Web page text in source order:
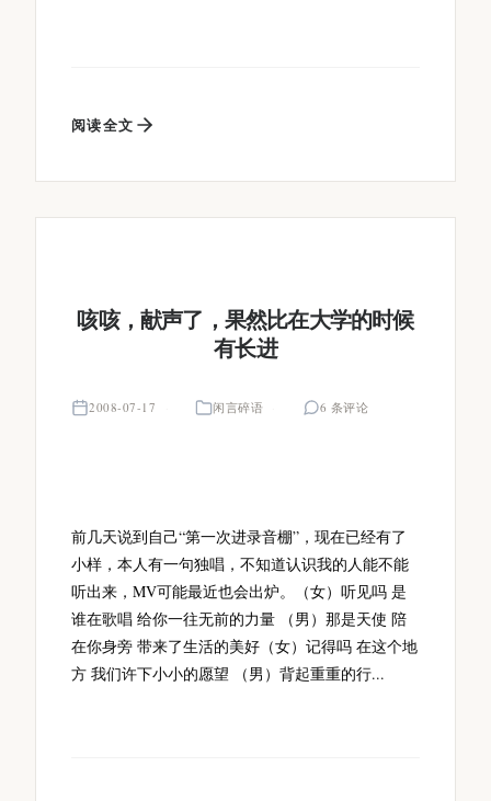
阅读全文
咳咳，献声了，果然比在大学的时候
有长进
2008-07-17 闲言碎语 6 条评论
前几天说到自己“第一次进录音棚”，现在已经有了
小样，本人有一句独唱，不知道认识我的人能不能
听出来，MV可能最近也会出炉。（女）听见吗 是
谁在歌唱 给你一往无前的力量 （男）那是天使 陪
在你身旁 带来了生活的美好（女）记得吗 在这个地
方 我们许下小小的愿望 （男）背起重重的行...